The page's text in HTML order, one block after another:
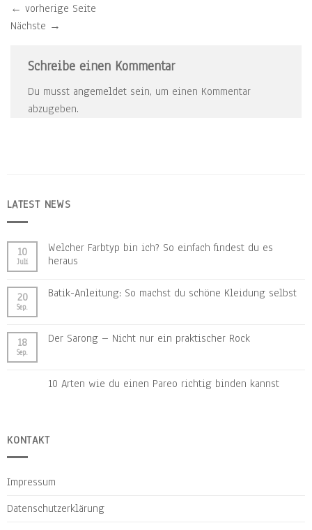
← vorherige Seite
Nächste →
Schreibe einen Kommentar
Du musst angemeldet sein, um einen Kommentar
abzugeben.
LATEST NEWS
10
Juli
Welcher Farbtyp bin ich? So einfach findest du es
heraus
20
Sep.
Batik-Anleitung: So machst du schöne Kleidung selbst
18
Sep.
Der Sarong – Nicht nur ein praktischer Rock
10 Arten wie du einen Pareo richtig binden kannst
KONTAKT
Impressum
Datenschutzerklärung